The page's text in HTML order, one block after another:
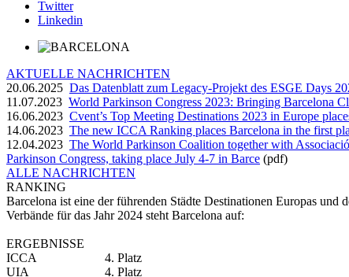
Twitter
Linkedin
AKTUELLE NACHRICHTEN
20.06.2025 Das Datenblatt zum Legacy-Projekt des ESGE Days
11.07.2023 World Parkinson Congress 2023: Bringing Barcelona
16.06.2023 Cvent’s Top Meeting Destinations 2023 in Europe
14.06.2023 The new ICCA Ranking places Barcelona in the first
12.04.2023 The World Parkinson Coalition together with
Parkinson Congress, taking place July 4-7 in Barce (pdf)
ALLE NACHRICHTEN
RANKING
Barcelona ist eine der führenden Städte Destinationen Europas
Verbände für das Jahr 2024 steht Barcelona auf:
ERGEBNISSE
ICCA
4. Platz
UIA
4. Platz